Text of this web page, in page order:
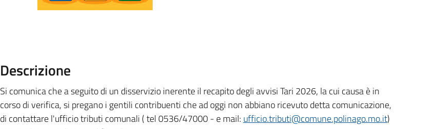
Descrizione
Si comunica che a seguito di un disservizio inerente il recapito degli avvisi Tari 2026, la cui causa è in
corso di verifica, si pregano i gentili contribuenti che ad oggi non abbiano ricevuto detta comunicazione,
di contattare l'ufficio tributi comunali ( tel 0536/47000 - e mail: ufficio.tributi@comune.polinago.mo.it)